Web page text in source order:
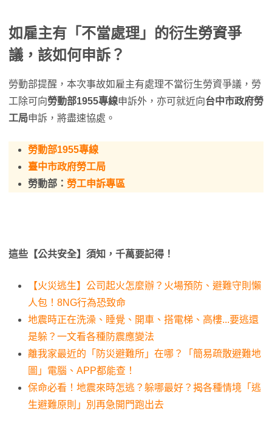
如雇主有「不當處理」的衍生勞資爭
議，該如何申訴？
勞動部提醒，本次事故如雇主有處理不當衍生勞資爭議，勞
工除可向勞動部1955專線申訴外，亦可就近向台中市政府勞
工局申訴，將盡速協處。
勞動部1955專線
臺中市政府勞工局
勞動部： 勞工申訴專區
這些【公共安全】須知，千萬要記得！
【火災逃生】公司起火怎麼辦？火場預防、避難守則懶
人包！8NG行為恐致命
地震時正在洗澡、睡覺、開車、搭電梯、高樓...要逃還
是躲？一文看各種防震應變法
離我家最近的「防災避難所」在哪？「簡易疏散避難地
圖」電腦、APP都能查！
保命必看！地震來時怎逃？躲哪最好？揭各種情境「逃
生避難原則」別再急開門跑出去